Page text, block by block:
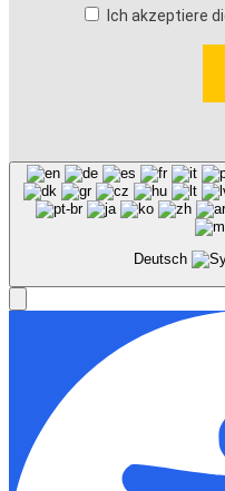
Ich akzeptiere
Deutsch